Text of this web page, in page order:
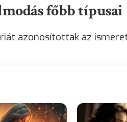
főbb típusai
azonosítottak az